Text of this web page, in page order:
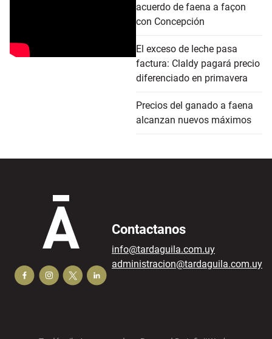
acuerdo de faena a façon
con Concepción
El exceso de leche pasa
factura: Claldy pagará precio
diferenciado en primavera
Precios del ganado a faena
alcanzan nuevos máximos
Contactanos
info@tardaguila.com.uy
administracion@tardaguila.com.uy